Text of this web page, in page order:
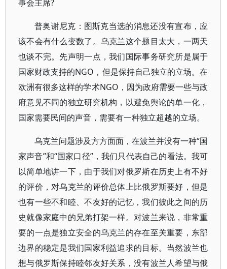
事会主席?
普奥谢尼克：图斯克当选的消息还没有宣布，应
该不会有什么变数了。乌克兰这个题目太大，一两天
也谈不完。先声明一点，我们国际事务研究所是属于
国家财政支持的NGO，但是保持自己独立的立场。在
欧洲有很多这样的学术NGO，因为政府需要一些与政
府意见不同的独立研究机构，以避免舆论的单一化，
国家需要民间的声音，需要有一种独立超越的立场。
乌克兰问题涉及方方面面，在波兰并没有一种“国
家声音”和“国家口径”，我们只代表自己的看法。我可
以简单地讲一下，由于我们对俄罗斯在历史上有不好
的评价，对乌克兰的评价总体上比俄罗斯要好，但是
也有一些不和睦、不友好的记忆，我们彼此之间的历
史就像家庭中的兄弟打架一样。对波兰来说，非常重
要的一点是独立安全的乌克兰的存在至关重要，东部
边界的稳定是我们国家利益追求的目标。当然波兰也
想与俄罗斯保持睦邻友好关系，没有波兰人希望与俄